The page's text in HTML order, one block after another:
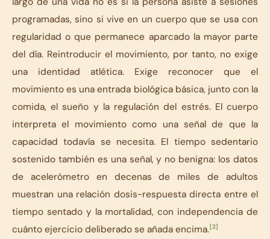
programadas, sino si vive en un cuerpo que se usa con
regularidad o que permanece aparcado la mayor parte
del día. Reintroducir el movimiento, por tanto, no exige
una identidad atlética. Exige reconocer que el
movimiento es una entrada biológica básica, junto con la
comida, el sueño y la regulación del estrés. El cuerpo
interpreta el movimiento como una señal de que la
capacidad todavía se necesita. El tiempo sedentario
sostenido también es una señal, y no benigna: los datos
de acelerómetro en decenas de miles de adultos
muestran una relación dosis-respuesta directa entre el
tiempo sentado y la mortalidad, con independencia de
cuánto ejercicio deliberado se añada encima.[2]